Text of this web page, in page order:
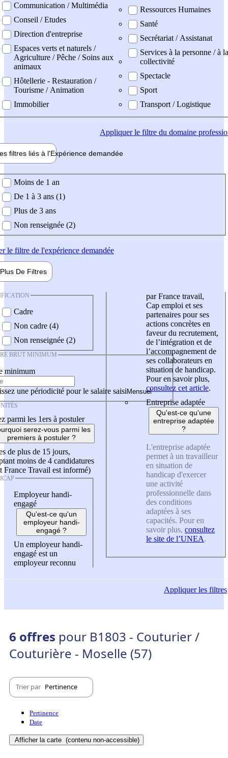
Communication / Multimédia
Conseil / Etudes
Direction d'entreprise
Espaces verts et naturels /
Agriculture / Pêche / Soins aux
animaux
Hôtellerie - Restauration /
Tourisme / Animation
Immobilier
Ressources Humaines
Santé
Secrétariat / Assistanat
Services à la personne / à la
collectivité
Spectacle
Sport
Transport / Logistique
Appliquerle filtre du domaine
filtres liés à l'Expérience demandée
demandée
Moins de 1 an
De 1 à 3 ans (1)
Plus de 3 ans
Non renseignée (2)
le filtre de l'expérience demandée
Plus De Filtres
Cadre
Non cadre (4)
Non renseignée (2)
BRUT MINIMUM
minimum
une périodicité pour le salaire saisi
parmi les 1ers à postuler
serez-vous parmi les
premiers à postuler ?
de plus de 15 jours,
moins de 4 candidatures
France Travail est informé)
Employeur handi-
engagé
Qu'est-ce qu'un
employeur handi-
engagé ?
Un employeur handi-
engagé est un
employeur reconnu
par France travail,
Cap emploi et ses
partenaires pour ses
actions concrètes en
faveur du recrutement,
de l’intégration et de
l’accompagnement de
ses collaborateurs en
situation de handicap.
Pour en savoir plus,
consultez cet article.
Entreprise adaptée
Qu'est-ce qu'une
entreprise adaptée
?
L'entreprise adaptée
permet à un travailleur
en situation de
handicap d'exercer
une activité
professionnelle dans
des conditions
adaptées à ses
capacités. Pour en
savoir plus, consultez
le site de l’UNEA.
Appliquerles filtres
6 offres pour B1803 - Couturier /
Couturière - Moselle (57)
Trier par Pertinence
Pertinence
Date
Afficher la carte (contenu non-accessible)